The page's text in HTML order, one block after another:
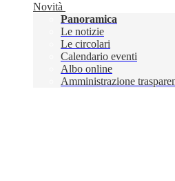
Novità
Panoramica
Le notizie
Le circolari
Calendario eventi
Albo online
Amministrazione